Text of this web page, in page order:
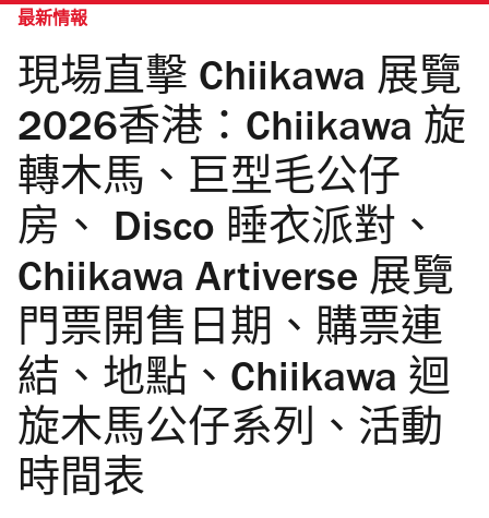
最新情報
現場直擊 Chiikawa 展覽
2026香港：Chiikawa 旋
轉木馬、巨型毛公仔
房、 Disco 睡衣派對、
Chiikawa Artiverse 展覽
門票開售日期、購票連
結、地點、Chiikawa 迴
旋木馬公仔系列、活動
時間表